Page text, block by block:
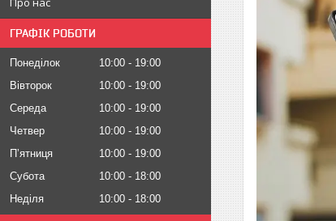
ГРАФІК РОБОТИ
Понеділок 10:00
19:00
Вівторок
10:00
19:00
Середа
10:00
19:00
Четвер
10:00
19:00
Пʼятниця
10:00
19:00
Субота
10:00
18:00
Неділя
10:00 18:00